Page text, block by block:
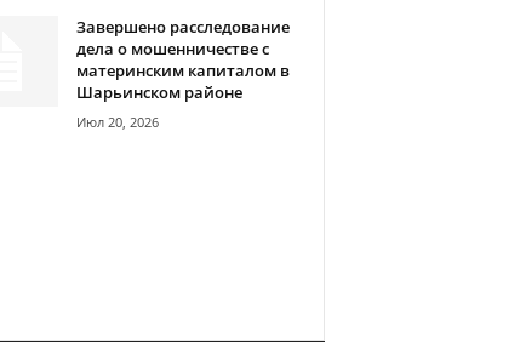
Завершено расследование
дела о мошенничестве с
материнским капиталом в
Шарьинском районе
Июл 20, 2026